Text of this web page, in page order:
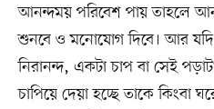
আনন্দময় পরিবেশ পায় তাহলে
শুনবে ও মনোযোগ দিবে। আর
নিরানন্দ, একটা চাপ বা সেই
চাপিয়ে দেয়া হচ্ছে তাকে কিংবা